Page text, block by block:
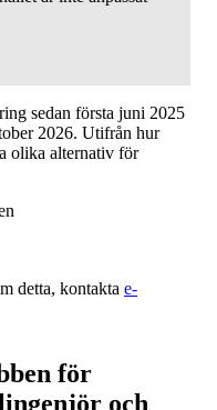
sedan första juni 2025
2026. Utifrån hur
olika alternativ för
detta, kontakta e-
för
och